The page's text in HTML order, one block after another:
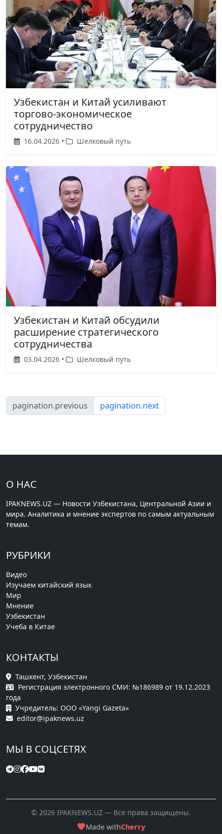
Узбекистан и Китай усиливают
торгово-экономическое
сотрудничество
16.04.2026 • Шелковый путь
Узбекистан и Китай обсудили
расширение стратегического
сотрудничества
03.04.2026 • Шелковый путь
pagination.previous pagination.next
О НАС
IPAKNEWS.UZ — Новости Узбекистана, Центральной Азии и
мира. Аналитика и мнение экспертов по самым актуальным
темам.
РУБРИКИ
Видео
Изучаем китайский язык
Мир
Мнение
Узбекистан
Учеба в Китае
КОНТАКТЫ
Ташкент, Узбекистан
Регистрация электронного СМИ: №186989 от 19.12.2023
года
Учредитель: ООО «Yangi Gazeta»
editor@ipaknews.uz
МЫ В СОЦСЕТЯХ
© 2026 IPAKNEWS.UZ — Все права защищены.
Made withCherry